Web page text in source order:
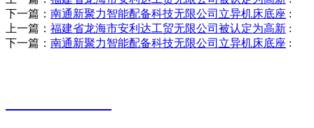
下一篇： 南通新聚力智能配备科技无限公司立异机床底座 :
上一篇： 福建省龙海市安利达工贸无限公司被认定为高新 :
下一篇： 南通新聚力智能配备科技无限公司立异机床底座 :